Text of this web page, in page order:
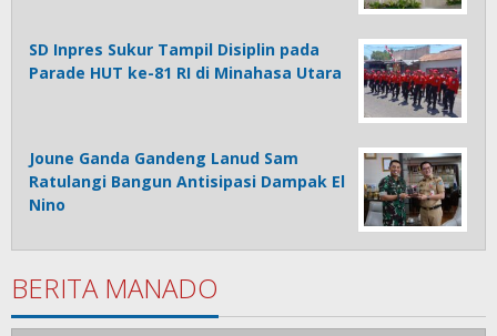
SD Inpres Sukur Tampil Disiplin pada
Parade HUT ke-81 RI di Minahasa Utara
Joune Ganda Gandeng Lanud Sam
Ratulangi Bangun Antisipasi Dampak El
Nino
BERITA MANADO